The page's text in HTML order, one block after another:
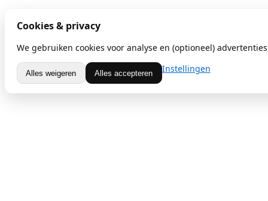
Cookies & privacy
We gebruiken cookies voor analyse en (optioneel)
Alles weigeren Alles accepteren Instellingen